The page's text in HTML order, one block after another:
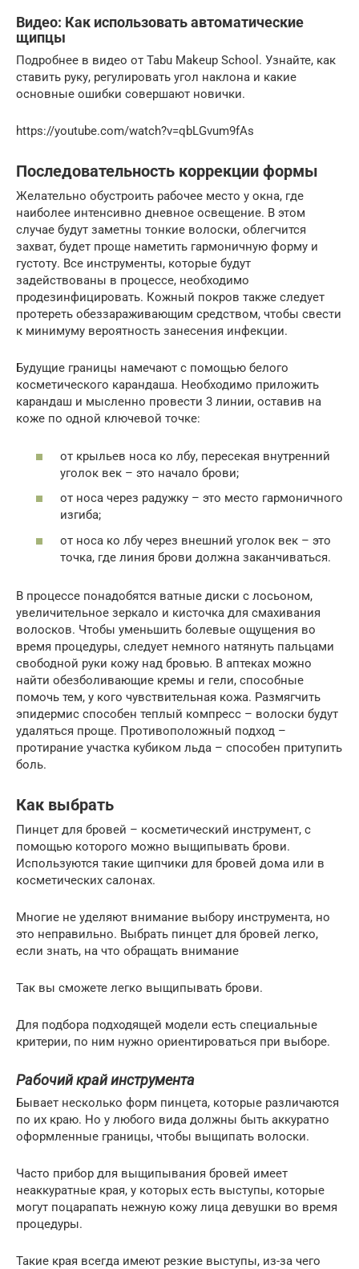
Видео: Как использовать автоматические
щипцы
Подробнее в видео от Tabu Makeup School. Узнайте, как
ставить руку, регулировать угол наклона и какие
основные ошибки совершают новички.
https://youtube.com/watch?v=qbLGvum9fAs
Последовательность коррекции формы
Желательно обустроить рабочее место у окна, где
наиболее интенсивно дневное освещение. В этом
случае будут заметны тонкие волоски, облегчится
захват, будет проще наметить гармоничную форму и
густоту. Все инструменты, которые будут
задействованы в процессе, необходимо
продезинфицировать. Кожный покров также следует
протереть обеззараживающим средством, чтобы свести
к минимуму вероятность занесения инфекции.
Будущие границы намечают с помощью белого
косметического карандаша. Необходимо приложить
карандаш и мысленно провести 3 линии, оставив на
коже по одной ключевой точке:
от крыльев носа ко лбу, пересекая внутренний
уголок век – это начало брови;
от носа через радужку – это место гармоничного
изгиба;
от носа ко лбу через внешний уголок век – это
точка, где линия брови должна заканчиваться.
В процессе понадобятся ватные диски с лосьоном,
увеличительное зеркало и кисточка для смахивания
волосков. Чтобы уменьшить болевые ощущения во
время процедуры, следует немного натянуть пальцами
свободной руки кожу над бровью. В аптеках можно
найти обезболивающие кремы и гели, способные
помочь тем, у кого чувствительная кожа. Размягчить
эпидермис способен теплый компресс – волоски будут
удаляться проще. Противоположный подход –
протирание участка кубиком льда – способен притупить
боль.
Как выбрать
Пинцет для бровей – косметический инструмент, с
помощью которого можно выщипывать брови.
Используются такие щипчики для бровей дома или в
косметических салонах.
Многие не уделяют внимание выбору инструмента, но
это неправильно. Выбрать пинцет для бровей легко,
если знать, на что обращать внимание
Так вы сможете легко выщипывать брови.
Для подбора подходящей модели есть специальные
критерии, по ним нужно ориентироваться при выборе.
Рабочий край инструмента
Бывает несколько форм пинцета, которые различаются
по их краю. Но у любого вида должны быть аккуратно
оформленные границы, чтобы выщипать волоски.
Часто прибор для выщипывания бровей имеет
неаккуратные края, у которых есть выступы, которые
могут поцарапать нежную кожу лица девушки во время
процедуры.
Такие края всегда имеют резкие выступы, из-за чего